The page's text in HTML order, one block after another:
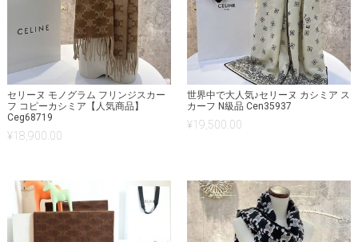
セリーヌ モノグラム フリンジスカー
フ コピーカシミア【人気商品】
Ceg68719
¥18,900.00
世界中で大人気♪セリーヌ カシミア ス
カーフ N級品 Cen35937
¥19,500.00